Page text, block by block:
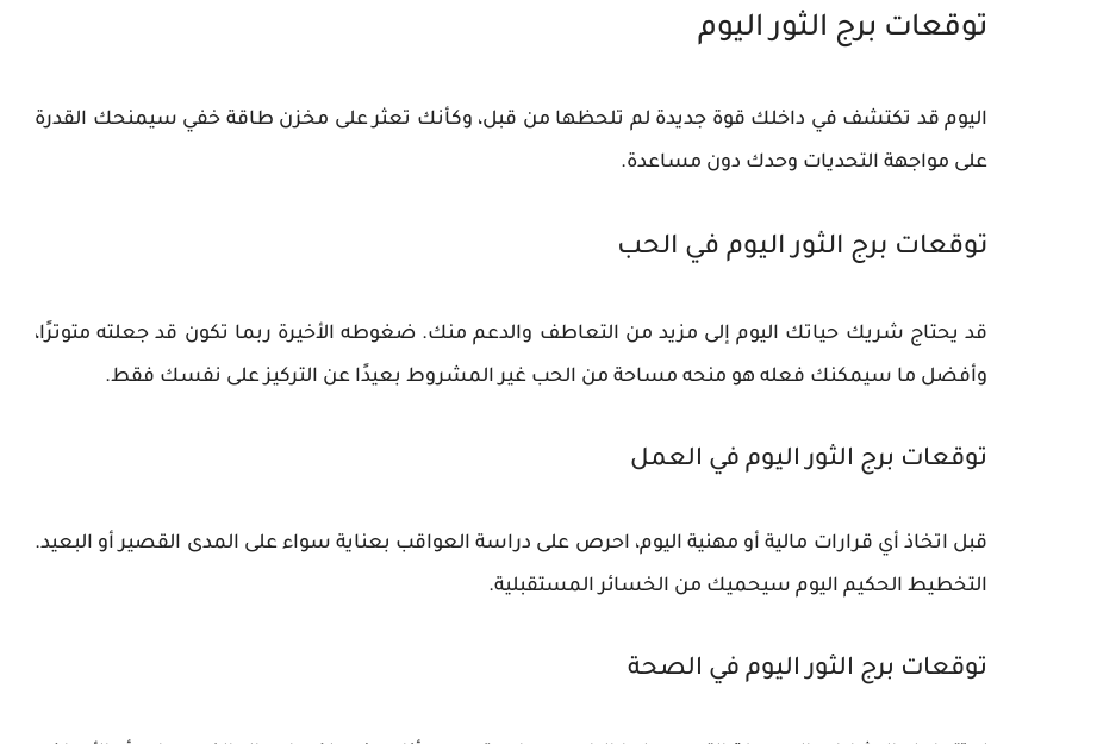
توقعات برج الثور اليوم
اليوم قد تكتشف في داخلك قوة جديدة لم تلحظها من قبل، وكأنك تعثر على مخزن طاقة خفي سيمنحك القدرة
على مواجهة التحديات وحدك دون مساعدة.
توقعات برج الثور اليوم في الحب
قد يحتاج شريك حياتك اليوم إلى مزيد من التعاطف والدعم منك. ضغوطه الأخيرة ربما تكون قد جعلته متوترًا،
وأفضل ما سيمكنك فعله هو منحه مساحة من الحب غير المشروط بعيدًا عن التركيز على نفسك فقط.
توقعات برج الثور اليوم في العمل
قبل اتخاذ أي قرارات مالية أو مهنية اليوم، احرص على دراسة العواقب بعناية سواء على المدى القصير أو البعيد.
التخطيط الحكيم اليوم سيحميك من الخسائر المستقبلية.
توقعات برج الثور اليوم في الصحة